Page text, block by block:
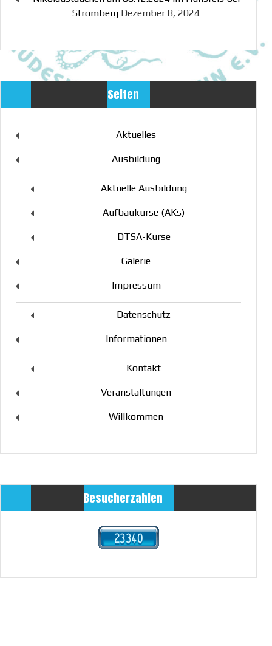
Stromberg Dezember 8, 2024
Seiten
Aktuelles
Ausbildung
Aktuelle Ausbildung
Aufbaukurse (AKs)
DTSA-Kurse
Galerie
Impressum
Datenschutz
Informationen
Kontakt
Veranstaltungen
Willkommen
Besucherzahlen